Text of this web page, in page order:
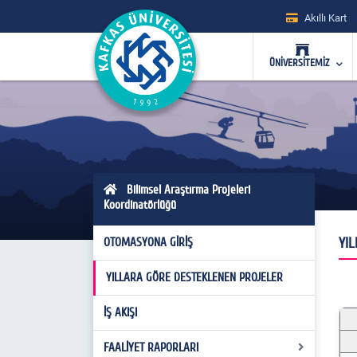
Akıllı Kart
ÜNİVERSİTEMİZ
Bilimsel Araştırma Projeleri
Koordinatörlüğü
OTOMASYONA GİRİŞ
YILLARA GÖRE DESTEKLENEN PROJELER
İŞ AKIŞI
FAALİYET RAPORLARI